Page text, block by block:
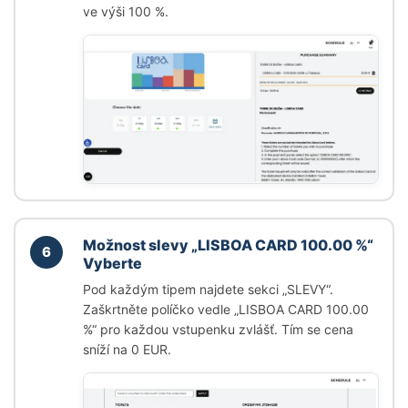
ve výši 100 %.
6 Možnost slevy „LISBOA CARD 100.00 %“
Vyberte
Pod každým tipem najdete sekci „SLEVY“.
Zaškrtněte políčko vedle „LISBOA CARD 100.00
%“pro každou vstupenku zvlášť. Tím se cena
sníží na 0 EUR.